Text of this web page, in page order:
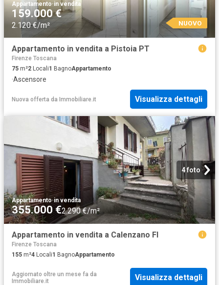
Appartamento·in vendita
159.000 €
2.120 €/m² NUOVO
Appartamento in vendita a Pistoia PT
Firenze Toscana
75 m²2 Locali1 BagnoAppartamento
·Ascensore
Nuova offerta da Immobiliare.it Visualizza dettagli
4 foto
Appartamento·in vendita
355.000 €2.290 €/m²
Appartamento in vendita a Calenzano FI
Firenze Toscana
155 m²4 Locali1 BagnoAppartamento
Aggiornato oltre un mese fa da
Immobiliare.it
Visualizza dettagli